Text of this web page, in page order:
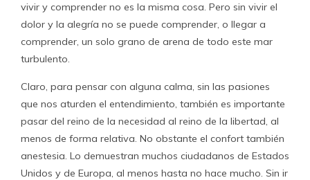
vivir y comprender no es la misma cosa. Pero sin vivir el
dolor y la alegría no se puede comprender, o llegar a
comprender, un solo grano de arena de todo este mar
turbulento.
Claro, para pensar con alguna calma, sin las pasiones
que nos aturden el entendimiento, también es importante
pasar del reino de la necesidad al reino de la libertad, al
menos de forma relativa. No obstante el confort también
anestesia. Lo demuestran muchos ciudadanos de Estados
Unidos y de Europa, al menos hasta no hace mucho. Sin ir